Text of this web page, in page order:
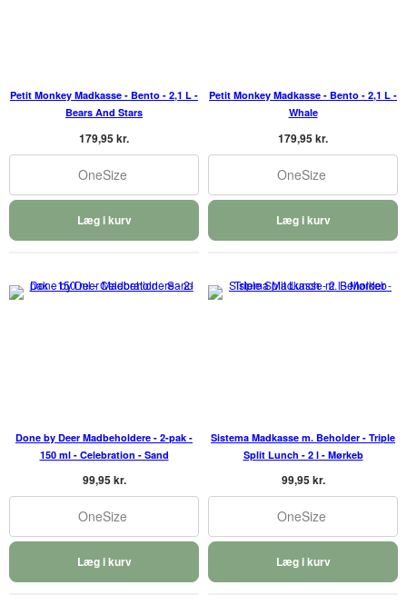
Petit Monkey Madkasse - Bento - 2,1 L -
Bears And Stars
179,95 kr.
OneSize
Læg i kurv
Petit Monkey Madkasse - Bento - 2,1 L -
Whale
179,95 kr.
OneSize
Læg i kurv
Done by Deer Madbeholdere - 2-pak -
150 ml - Celebration - Sand
99,95 kr.
OneSize
Læg i kurv
Sistema Madkasse m. Beholder - Triple
Split Lunch - 2 l - Mørkeb
99,95 kr.
OneSize
Læg i kurv